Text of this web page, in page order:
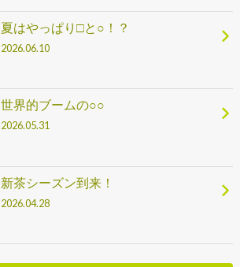
夏はやっぱり□と○！？
2026.06.10
世界的ブームの○○
2026.05.31
新茶シーズン到来！
2026.04.28